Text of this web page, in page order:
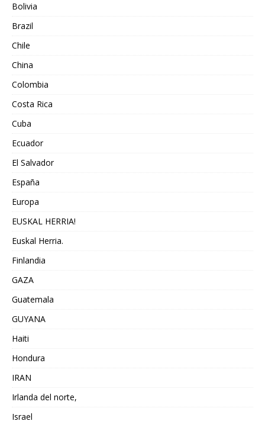
Bolivia
Brazil
Chile
China
Colombia
Costa Rica
Cuba
Ecuador
El Salvador
España
Europa
EUSKAL HERRIA!
Euskal Herria.
Finlandia
GAZA
Guatemala
GUYANA
Haiti
Hondura
IRAN
Irlanda del norte,
Israel